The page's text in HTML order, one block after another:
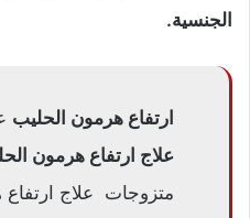
الجنسية.
ارتفاع هرمون الحليب
علاج ارتفاع هرمون
متزوجات علاج